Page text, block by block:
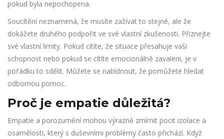
pokud byla nepochopena.
Soucítění neznamená, že musíte zažívat to stejné, ale že
dokážete druhého podpořit ve své vlastní zkušenosti. Přiznejte
své vlastní limity. Pokud cítíte, že situace přesahuje vaši
schopnost nebo pokud se cítíte emocionálně zavaleni, je v
pořádku to sdělit. Můžete se nabídnout, že pomůžete hledat
odbornou pomoc.
Proč je empatie důležitá?
Empatie a porozumění mohou výrazně zmírnit pocit izolace a
osamělosti, který s duševními problémy často přichází. Když